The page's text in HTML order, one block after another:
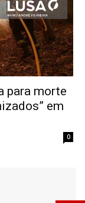
para morte
em
0